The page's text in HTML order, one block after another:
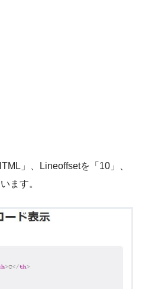
」、Lineoffsetを「10」、
ます。